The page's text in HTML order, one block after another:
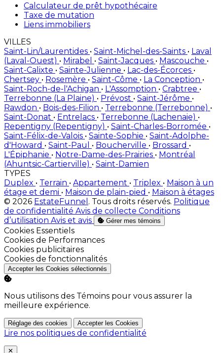
Calculateur de prêt hypothécaire
Taxe de mutation
Liens immobiliers
VILLES
Saint-Lin/Laurentides • Saint-Michel-des-Saints • Laval
(Laval-Ouest) • Mirabel • Saint-Jacques • Mascouche •
Saint-Calixte • Sainte-Julienne • Lac-des-Écorces •
Chertsey • Rosemère • Saint-Côme • La Conception •
Saint-Roch-de-l'Achigan • L'Assomption • Crabtree •
Terrebonne (La Plaine) • Prévost • Saint-Jérôme •
Rawdon • Bois-des-Filion • Terrebonne (Terrebonne) •
Saint-Donat • Entrelacs • Terrebonne (Lachenaie) •
Repentigny (Repentigny) • Saint-Charles-Borromée •
Saint-Félix-de-Valois • Sainte-Sophie • Saint-Adolphe-
d'Howard • Saint-Paul • Boucherville • Brossard •
L'Épiphanie • Notre-Dame-des-Prairies • Montréal
(Ahuntsic-Cartierville) • Saint-Damien
TYPES
Duplex • Terrain • Appartement • Triplex • Maison à un
étage et demi • Maison de plain-pied • Maison à étages
© 2026 EstateFunnel . Tous droits réservés. Politique
de confidentialité Avis de collecte Conditions
d’utilisation Avis et avis Gérer mes témoins
Activer
Cookies Essentiels
Activer
Cookies de Performances
Activer
Cookies publicitaires
Activer
Cookies de fonctionnalités
Accepter les Cookies sélectionnés
Nous utilisons des Témoins pour vous assurer la
meilleure expérience.
Réglage des cookies Accepter les Cookies
Lire nos politiques de confidentialité
Close
✕